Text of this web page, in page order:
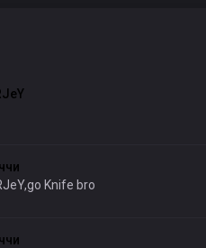
Knife bro